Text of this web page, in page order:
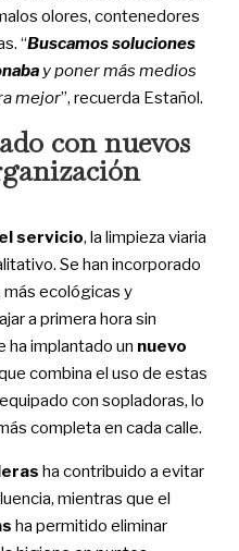
olores, contenedores
“Buscamos soluciones
y poner más medios
mejor”, recuerda Estañol.
con nuevos
servicio, la limpieza viaria
Se han incorporado
más ecológicas y
a primera hora sin
ha implantado un nuevo
combina el uso de estas
con sopladoras, lo
completa en cada calle.
ha contribuido a evitar
mientras que el
ha permitido eliminar